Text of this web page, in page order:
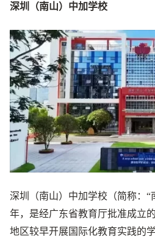
深圳（南山）中加学校
深圳（南山）中加学校（简称：“
年，是经广东省教育厅批准成立
地区较早开展国际化教育实践的